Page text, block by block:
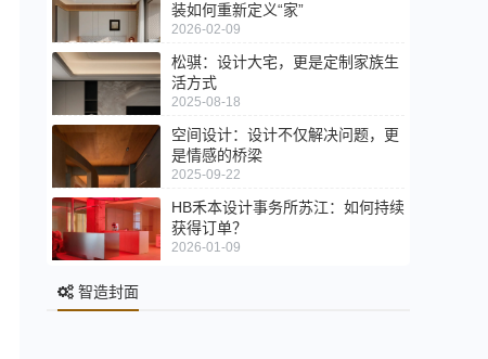
装如何重新定义“家”
2026-02-09
松骐：设计大宅，更是定制家族生
活方式
2025-08-18
空间设计：设计不仅解决问题，更
是情感的桥梁
2025-09-22
HB禾本设计事务所苏江：如何持续
获得订单？
2026-01-09
智造封面